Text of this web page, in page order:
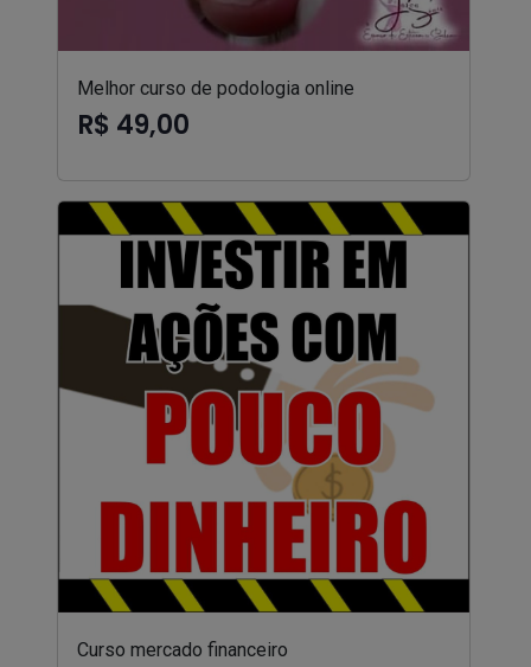
Melhor curso de podologia online
R$ 49,00
Curso mercado financeiro